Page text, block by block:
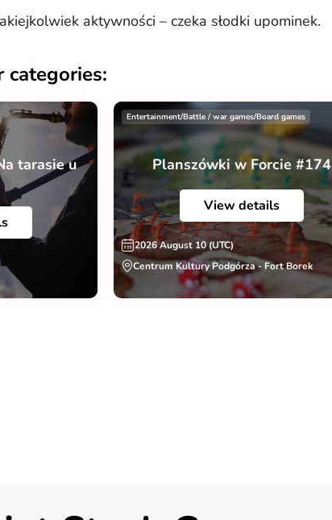
aktywności – czeka słodki upominek.
categories:
tarasie u
Entertainment/Battle / war games/Board games
Planszówki w Forcie #174
View details
2026 August 10 (UTC)
Centrum Kultury Podgórza - Fort Borek